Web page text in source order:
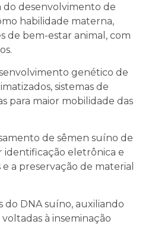
do desenvolvimento de
habilidade materna,
de bem-estar animal, com
genético de
sistemas de
para maior mobilidade das
de sêmen suíno de
identificação eletrônica e
a preservação de material
do DNA suíno, auxiliando
à inseminação